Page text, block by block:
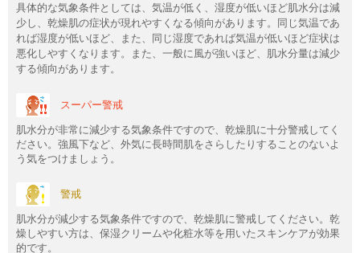
具体的な気象条件としては、気温が低く、湿度が低いほど肌水分は減
少し、乾燥肌の症状が現れやすくなる傾向があります。同じ気温であ
れば湿度が低いほど、また、同じ湿度であれば気温が低いほど症状は
悪化しやすくなります。また、一般に風が強いほど、肌水分量は減少
する傾向があります。
スーパー警戒
肌水分が非常に減少する気象条件ですので、乾燥肌に十分警戒してく
ださい。強風下など、外気に長時間肌をさらしたりすることのないよ
う気をつけましょう。
警戒
肌水分が減少する気象条件ですので、乾燥肌に警戒してください。乾
燥しやすい方は、保湿クリームや化粧水等を用いたスキンケアが効果
的です。